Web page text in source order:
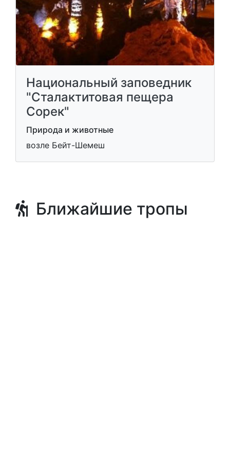
Национальный заповедник
"Сталактитовая пещера
Сорек"
Природа и животные
возле Бейт-Шемеш
Ближайшие тропы